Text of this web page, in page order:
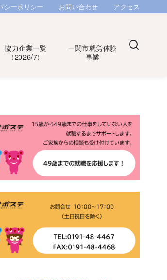
シーポリシー お問い合わせ アクセス
協力企業一覧
（2026/7）
一関市就労体験
事業